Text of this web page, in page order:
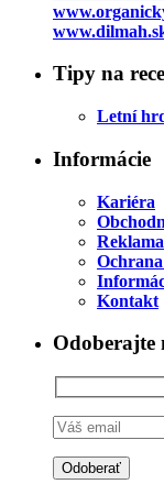
Tipy na
Letní
Informácie
Kariéra
Kontakt
Odoberajte